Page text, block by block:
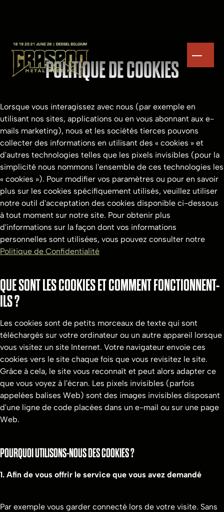
POLITIQUE DE COOKIES
Lorsque vous interagissez avec nous (par exemple en
utilisant nos sites, applications ou en vous abonnant aux e-
mails marketing), nous et les sociétés tierces pouvons
collecter des informations en utilisant des « cookies » et
d'autres technologies telles que les pixels invisibles (pour la
simplicité nous nommons l'ensemble de ces technologies les
« cookies »). Pour modifier vos paramètres ou pour en savoir
plus sur les cookies spécifiquement utilisés, veuillez utiliser
notre outil d'acceptation des cookies disponible ci-dessous
à tout moment sur notre site. Pour obtenir plus
d'informations sur la façon dont vos informations
personnelles sont utilisées, vous pouvez consulter notre
Politique de Confidentialité
QUE SONT LES COOKIES ET COMMENT FONCTIONNENT-
ILS ?
Les cookies sont de petits morceaux de texte qui sont
téléchargés sur votre ordinateur ou un autre appareil lorsque
vous visitez un site Internet. Votre navigateur envoie ces
cookies vers le site chaque fois que vous revisitez le site.
Grâce à cela, le site vous reconnaît et peut alors adapter ce
que vous voyez à l'écran. Les pixels invisibles (parfois
appelées balises Web) sont des images invisibles disposant
d'une ligne de code placées dans un e-mail ou sur une page
Web.
POURQUOI UTILISONS-NOUS DES COOKIES ?
1. Afin de vous offrir le service que vous avez demandé
Par exemple vous garder connecté lors de votre visite. Sans